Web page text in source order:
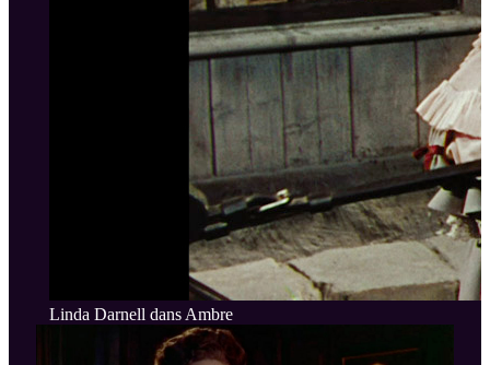
Linda Darnell dans Ambre